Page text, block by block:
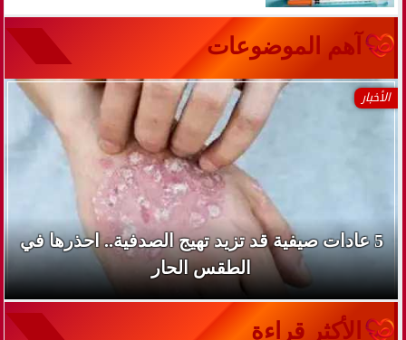
آهم الموضوعات
الأخبار
5 عادات صيفية قد تزيد تهيج الصدفية.. احذرها في
الطقس الحار
الأكثر قراءة